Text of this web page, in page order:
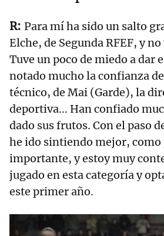
Para mí ha sido un salto
Elche, de Segunda RFEF, y
Tuve un poco de miedo a dar
notado mucho la confianza
técnico, de Mai (Garde), la
deportiva... Han confiado
dado sus frutos. Con el paso
he ido sintiendo mejor, como
importante, y estoy muy
jugado en esta categoría y
este primer año.